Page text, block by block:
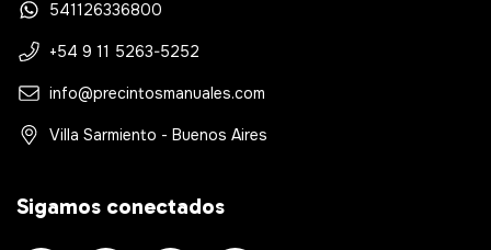
541126336800
+54 9 11 5263-5252
info@precintosmanuales.com
Villa Sarmiento - Buenos Aires
Sigamos conectados